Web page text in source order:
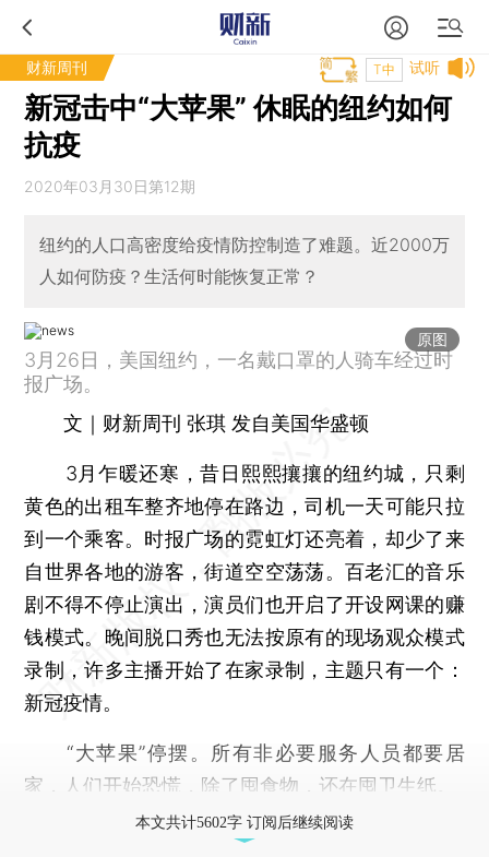
财新周刊 试听
T中
新冠击中“大苹果” 休眠的纽约如何
抗疫
2020年03月30日第12期
纽约的人口高密度给疫情防控制造了难题。近2000万
人如何防疫？生活何时能恢复正常？
原图
3月26日，美国纽约，一名戴口罩的人骑车经过时
报广场。
文｜财新周刊 张琪 发自美国华盛顿
3月乍暖还寒，昔日熙熙攘攘的纽约城，只剩
黄色的出租车整齐地停在路边，司机一天可能只拉
到一个乘客。时报广场的霓虹灯还亮着，却少了来
自世界各地的游客，街道空空荡荡。百老汇的音乐
剧不得不停止演出，演员们也开启了开设网课的赚
钱模式。晚间脱口秀也无法按原有的现场观众模式
录制，许多主播开始了在家录制，主题只有一个：
新冠疫情。
“大苹果”停摆。所有非必要服务人员都要居
家，人们开始恐慌，除了囤食物，还在囤卫生纸。
本文共计5602字 订阅后继续阅读